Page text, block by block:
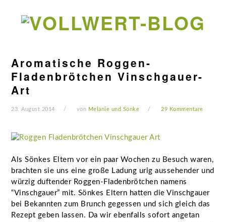
Hauptnavigation
Seitenspalte
Fußzeile
Aromatische Roggen-
Fladenbrötchen Vinschgauer-
Art
23. August 2014 von Melanie und Sönke 29 Kommentare
Als Sönkes Eltern vor ein paar Wochen zu Besuch waren,
brachten sie uns eine große Ladung urig aussehender und
würzig duftender Roggen-Fladenbrötchen namens
“Vinschgauer” mit. Sönkes Eltern hatten die Vinschgauer
bei Bekannten zum Brunch gegessen und sich gleich das
Rezept geben lassen. Da wir ebenfalls sofort angetan